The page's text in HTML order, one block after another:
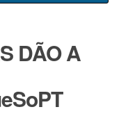
DÃO A